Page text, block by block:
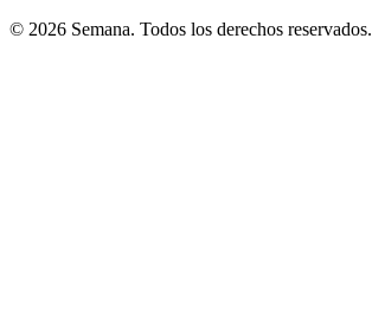
© 2026 Semana. Todos los derechos reservados.